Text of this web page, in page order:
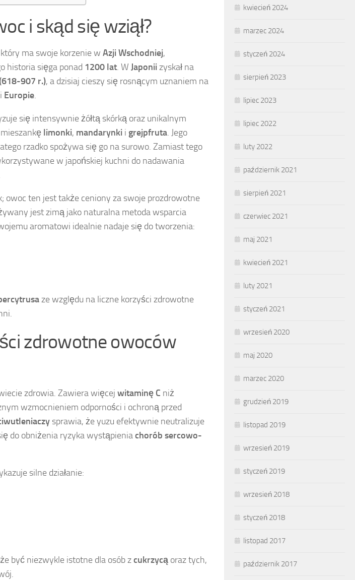
i skąd się wziął?
ma swoje korzenie w Azji Wschodniej,
historia sięga ponad 1200 lat. W Japonii zyskał na
907 r.), a dzisiaj cieszy się rosnącym uznaniem na
i Europie.
się intensywnie żółtą skórką oraz unikalnym
limonki, mandarynki i grejpfruta. Jego
rzadko spożywa się go na surowo. Zamiast tego
w japońskiej kuchni do nadawania
owoc ten jest także ceniony za swoje prozdrowotne
jest zimą jako naturalna metoda wsparcia
aromatowi idealnie nadaje się do tworzenia:
ze względu na liczne korzyści zdrowotne
zdrowotne owoców
zdrowia. Zawiera więcej witaminę C niż
wzmocnieniem odporności i ochroną przed
sprawia, że yuzu efektywnie neutralizuje
do obniżenia ryzyka wystąpieniachorób sercowo-
silne działanie:
być niezwykle istotne dla osób zcukrzycą oraz tych,
kwiecień 2024
marzec 2024
styczeń 2024
sierpień 2023
lipiec 2023
lipiec 2022
luty 2022
październik 2021
sierpień 2021
czerwiec 2021
maj 2021
kwiecień 2021
luty 2021
styczeń 2021
wrzesień 2020
maj 2020
marzec 2020
grudzień 2019
listopad 2019
wrzesień 2019
styczeń 2019
wrzesień 2018
styczeń 2018
listopad 2017
październik 2017